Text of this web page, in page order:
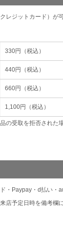
レジットカード）が
330円（税込）
440円（税込）
660円（税込）
1,100円（税込）
の受取を拒否された
・Paypay・d払い・
店予定日時を備考欄